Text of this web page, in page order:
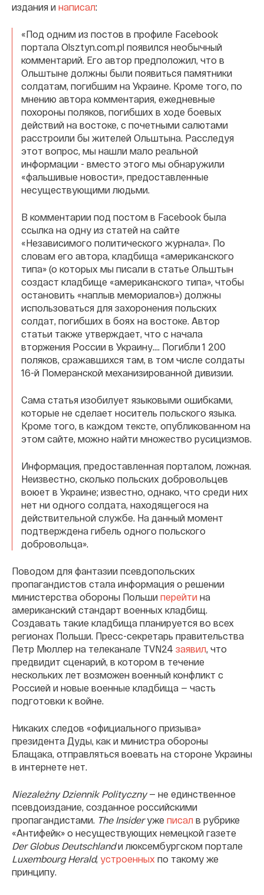
издания и написал:
«Под одним из постов в профиле Facebook
портала Olsztyn.com.pl появился необычный
комментарий. Его автор предположил, что в
Ольштыне должны были появиться памятники
солдатам, погибшим на Украине. Кроме того, по
мнению автора комментария, ежедневные
похороны поляков, погибших в ходе боевых
действий на востоке, с почетными салютами
расстроили бы жителей Ольштына. Расследуя
этот вопрос, мы нашли мало реальной
информации - вместо этого мы обнаружили
«фальшивые новости», предоставленные
несуществующими людьми.
В комментарии под постом в Facebook была
ссылка на одну из статей на сайте
«Независимого политического журнала». По
словам его автора, кладбища «американского
типа» (о которых мы писали в статье Ольштын
создаст кладбище «американского типа», чтобы
остановить «наплыв мемориалов») должны
использоваться для захоронения польских
солдат, погибших в боях на востоке. Автор
статьи также утверждает, что с начала
вторжения России в Украину.... Погибли 1 200
поляков, сражавшихся там, в том числе солдаты
16-й Померанской механизированной дивизии.
Сама статья изобилует языковыми ошибками,
которые не сделает носитель польского языка.
Кроме того, в каждом тексте, опубликованном на
этом сайте, можно найти множество русицизмов.
Информация, предоставленная порталом, ложная.
Неизвестно, сколько польских добровольцев
воюет в Украине; известно, однако, что среди них
нет ни одного солдата, находящегося на
действительной службе. На данный момент
подтверждена гибель одного польского
добровольца».
Поводом для фантазии псевдопольских
пропагандистов стала информация о решении
министерства обороны Польши перейти на
американский стандарт военных кладбищ.
Создавать такие кладбища планируется во всех
регионах Польши. Пресс-секретарь правительства
Петр Мюллер на телеканале TVN24 заявил, что
предвидит сценарий, в котором в течение
нескольких лет возможен военный конфликт с
Россией и новые военные кладбища — часть
подготовки к войне.
Никаких следов «официального призыва»
президента Дуды, как и министра обороны
Блащака, отправляться воевать на стороне Украины
в интернете нет.
Niezależny Dziennik Polityczny— не единственное
псевдоиздание, созданное российскими
пропагандистами. The Insiderуже писал в рубрике
«Антифейк» о несуществующих немецкой газете
Der Globus Deutschlandи люксембургском портале
Luxembourg Herald, устроенных по такому же
принципу.